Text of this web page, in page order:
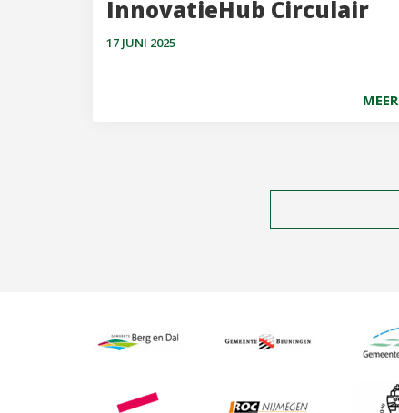
InnovatieHub Circulair
17 JUNI 2025
MEER